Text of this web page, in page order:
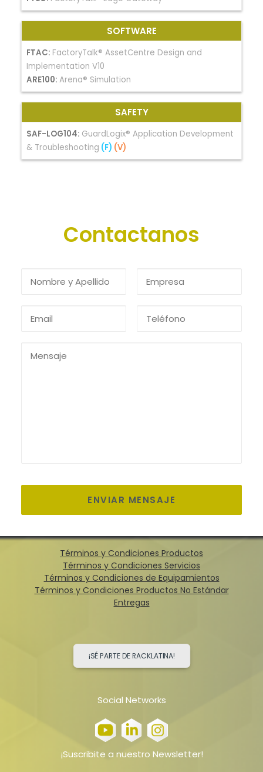
SOFTWARE
FTAC: FactoryTalk® AssetCentre Design and
Implementation V10
ARE100: Arena® Simulation
SAFETY
SAF-LOG104: GuardLogix® Application Development
& Troubleshooting (F) (V)
Contactanos
Términos y Condiciones Productos
Términos y Condiciones Servicios
Términos y Condiciones de Equipamientos
Términos y Condiciones Productos No Estándar
Entregas
¡SÉ PARTE DE RACKLATINA!
Social Networks
¡Suscribite a nuestro Newsletter!